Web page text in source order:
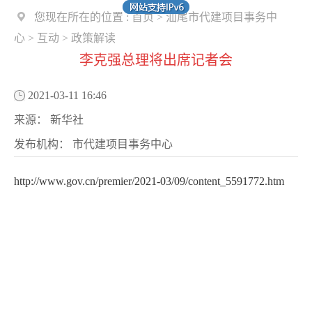
您现在所在的位置 :首页>汕尾市代建项目事务中
心 > 互动 > 政策解读
李克强总理将出席记者会
2021-03-11 16:46
来源： 新华社
发布机构： 市代建项目事务中心
http://www.gov.cn/premier/2021-03/09/content_5591772.htm